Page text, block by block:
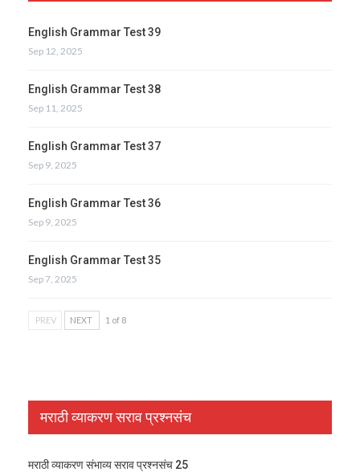
English Grammar Test 39
Sep 12, 2025
English Grammar Test 38
Sep 11, 2025
English Grammar Test 37
Sep 9, 2025
English Grammar Test 36
Sep 9, 2025
English Grammar Test 35
Sep 7, 2025
PREV NEXT 1 of 8
मराठी व्याकरण सराव प्रश्नसंच
मराठी व्याकरण संभाव्य सराव प्रश्नसंच 25